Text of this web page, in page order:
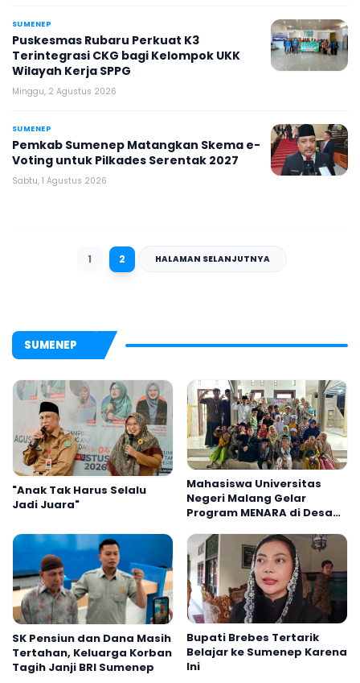
SUMENEP
Puskesmas Rubaru Perkuat K3
Terintegrasi CKG bagi Kelompok UKK
Wilayah Kerja SPPG
Minggu, 2 Agustus 2026
SUMENEP
Pemkab Sumenep Matangkan Skema e-
Voting untuk Pilkades Serentak 2027
Sabtu, 1 Agustus 2026
1 2 HALAMAN SELANJUTNYA
SUMENEP
"Anak Tak Harus Selalu
Jadi Juara"
Mahasiswa Universitas
Negeri Malang Gelar
Program MENARA di Desa
SK Pensiun dan Dana Masih
Tertahan, Keluarga Korban
Tagih Janji BRI Sumenep
Bupati Brebes Tertarik
Belajar ke Sumenep Karena
Ini